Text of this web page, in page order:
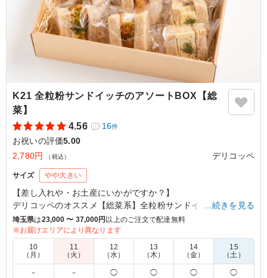
K21 全粒粉サンドイッチのアソートBOX【総
菜】
4.56
16件
お祝いの評価5.00
2,780円
（税込） デリコッペ
サイズ やや大きい
【差し入れや・お土産にいかがですか？】
デリコッペのオススメ【総菜系】全粒粉サンドイッチをハーフ
サイズで楽しめる詰め合わせBOXをご用意しました！
※写真はイメージです。
5.0
…続きを見る
埼玉県は23,000 〜 37,000円 以上のご注文で配達無料
※お届けエリアにより異なります
10
（月）
11
（火）
12
（水）
13
（木）
14
（金）
15
（土）
－ － ◯ ◯ ◯ ◯